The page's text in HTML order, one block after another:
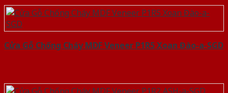
Cửa Gỗ Chống Cháy MDF Veneer P1R5 Xoan Đào-a-SGD